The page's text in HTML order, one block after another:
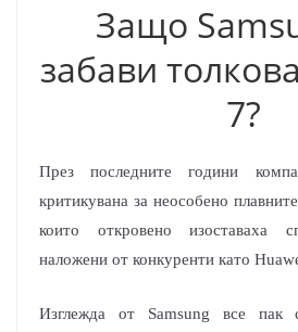
Защо
забави
7?
През последните години
критикувана за неособено
които откровено изоставаха
наложени от конкуренти като
Изглежда от Samsung все пак